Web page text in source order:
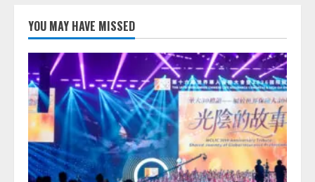
07/17:53:45
機能を
拡充
2026/08/07/13:53:50
る企業
は
26.8％。
AI導入
企業の
68.0％
が、自
社での
AI導
YOU MAY HAVE MISSED